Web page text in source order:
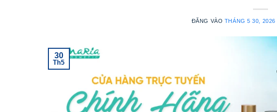
ĐĂNG VÀO THÁNG 5 30, 2026
30
Th5